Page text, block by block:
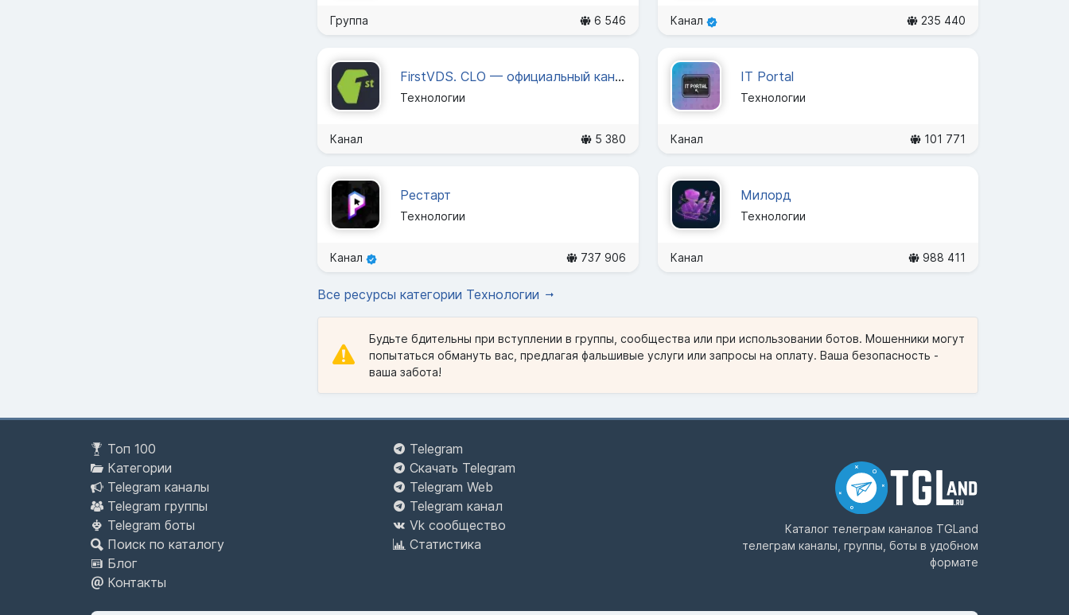
Группа 6 546 Канал 235 440
FirstVDS. CLO — официальный канал
Технологии
Канал 5 380
IT Portal
Технологии
Канал 101 771
Рестарт
Технологии
Канал 737 906
Милорд
Технологии
Канал 988 411
Все ресурсы категории Технологии
Будьте бдительны при вступлении в группы, сообщества или при использовании ботов. Мошенники могут
попытаться обмануть вас, предлагая фальшивые услуги или запросы на оплату. Ваша безопасность -
ваша забота!
Топ 100
Категории
Telegram каналы
Telegram группы
Telegram боты
Поиск по каталогу
Блог
Контакты
Telegram
Скачать Telegram
Telegram Web
Telegram канал
Vk сообщество
Статистика
Каталог телеграм каналов TGLand
телеграм каналы, группы, боты в удобном
формате